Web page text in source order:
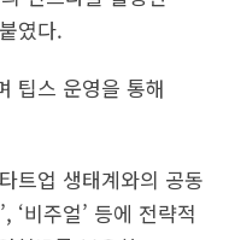
였다.
팁스 운영을 통해
트업 생태계와의 공동
‘비주얼’ 등에 전략적